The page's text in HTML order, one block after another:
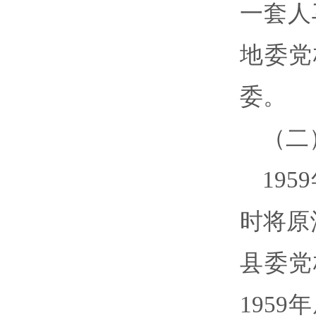
一套
地委
委。
（
时将
县委
1959